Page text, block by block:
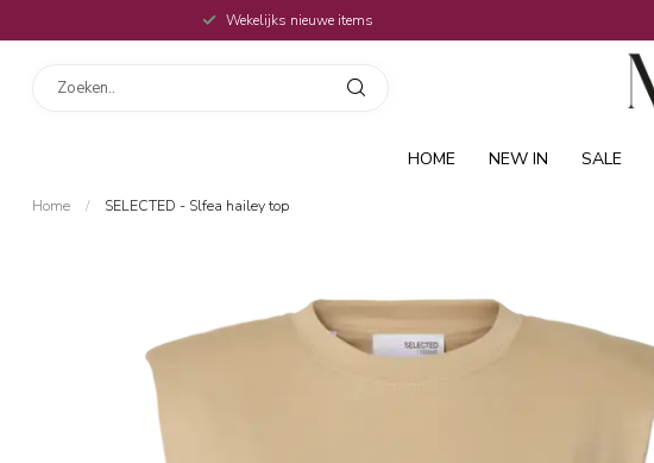
Wekelijks nieuwe items
HOME NEW IN SALE
Home / SELECTED - Slfea hailey top